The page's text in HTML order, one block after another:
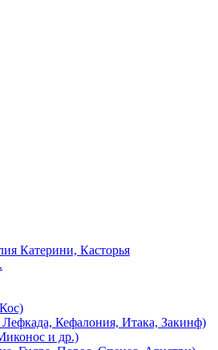
Катерини, Касторья
Кефалония, Итака, Закинф)
и др.)